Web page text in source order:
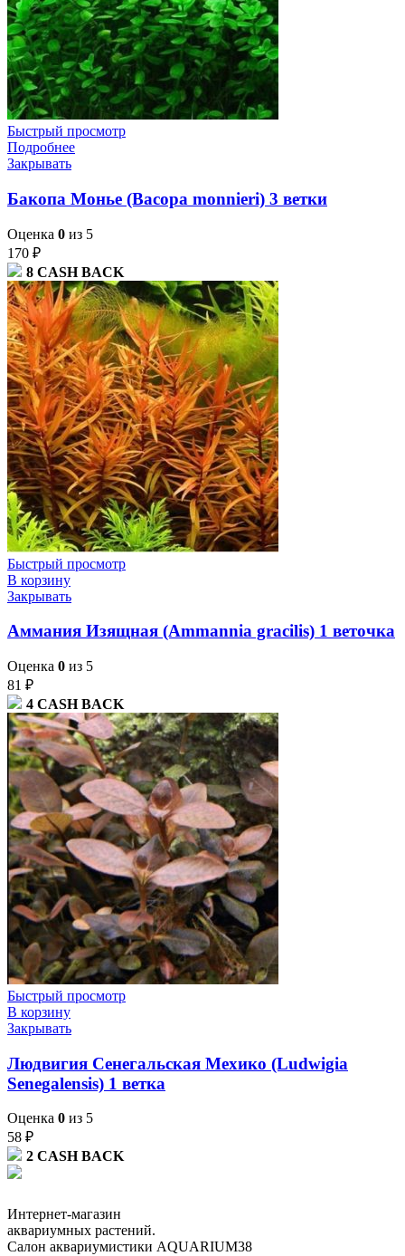
Быстрый просмотр
Подробнее
Закрывать
Бакопа Монье (Bacopa monnieri) 3 ветки
Оценка 0 из 5
170 ₽
8 CASH BACK
Быстрый просмотр
В корзину
Закрывать
Аммания Изящная (Ammannia gracilis) 1 веточка
Оценка 0 из 5
81 ₽
4 CASH BACK
Быстрый просмотр
В корзину
Закрывать
Людвигия Сенегальская Мехико (Ludwigia
Senegalensis) 1 ветка
Оценка 0 из 5
58 ₽
2 CASH BACK
Интернет-магазин
аквариумных растений.
Салон аквариумистики AQUARIUM38